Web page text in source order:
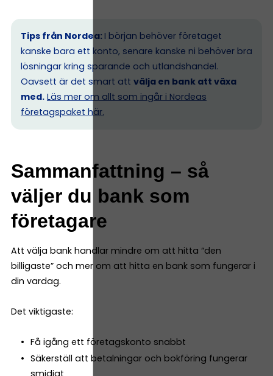
Tips från Nordea: I början behöver företaget
kanske bara ett konto, senare kanske ni behöver bra
lösningar kring sparande och utlandshandel.
Oavsett är det smart att välja en bank att växa
med. Läs mer om allt som ingår i Nordeas
företagspaket här.
Sammanfattning – så
väljer du bank som
företagare
Att välja bank handlar mindre om att hitta “den
billigaste” och mer om att hitta en bank som fungerar i
din vardag.
Det viktigaste:
Få igång ett företagskonto snabbt
Säkerställ att betalningar och bokföring fungerar
smidigt